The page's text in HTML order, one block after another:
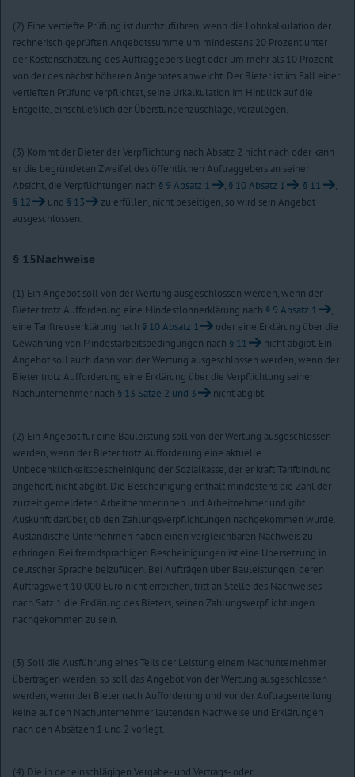
(2) Eine vertiefte Prüfung ist durchzuführen, wenn die Lohnkalkulation der
rechnerisch geprüften Angebotssumme um mindestens 20 Prozent unter
der Kostenschätzung des Auftraggebers liegt oder um mehr als 10 Prozent
von der des nächst höheren Angebotes abweicht. Der Bieter ist im Fall einer
vertieften Prüfung verpflichtet, seine Urkalkulation im Hinblick auf die
Entgelte, einschließlich der Überstundenzuschläge, vorzulegen.
(3) Kommt der Bieter der Verpflichtung nach Absatz 2 nicht nach oder kann
er die begründeten Zweifel des öffentlichen Auftraggebers an seiner
Absicht, die Verpflichtungen nach § 9 Absatz 1 , § 10 Absatz 1 , § 11
,
§ 12
und § 13
zu erfüllen, nicht beseitigen, so wird sein Angebot
ausgeschlossen.
§ 15Nachweise
(1) Ein Angebot soll von der Wertung ausgeschlossen werden, wenn der
Bieter trotz Aufforderung eine Mindestlohnerklärung nach § 9 Absatz 1
,
eine Tariftreueerklärung nach § 10 Absatz 1
oder eine Erklärung über die
Gewährung von Mindestarbeitsbedingungen nach § 11
nicht abgibt. Ein
Angebot soll auch dann von der Wertung ausgeschlossen werden, wenn der
Bieter trotz Aufforderung eine Erklärung über die Verpflichtung seiner
Nachunternehmer nach § 13 Sätze 2 und 3 nicht abgibt.
(2) Ein Angebot für eine Bauleistung soll von der Wertung ausgeschlossen
werden, wenn der Bieter trotz Aufforderung eine aktuelle
Unbedenklichkeitsbescheinigung der Sozialkasse, der er kraft Tarifbindung
angehört, nicht abgibt. Die Bescheinigung enthält mindestens die Zahl der
zurzeit gemeldeten Arbeitnehmerinnen und Arbeitnehmer und gibt
Auskunft darüber, ob den Zahlungsverpflichtungen nachgekommen wurde.
Ausländische Unternehmen haben einen vergleichbaren Nachweis zu
erbringen. Bei fremdsprachigen Bescheinigungen ist eine Übersetzung in
deutscher Sprache beizufügen. Bei Aufträgen über Bauleistungen, deren
Auftragswert 10 000 Euro nicht erreichen, tritt an Stelle des Nachweises
nach Satz 1 die Erklärung des Bieters, seinen Zahlungsverpflichtungen
nachgekommen zu sein.
(3) Soll die Ausführung eines Teils der Leistung einem Nachunternehmer
übertragen werden, so soll das Angebot von der Wertung ausgeschlossen
werden, wenn der Bieter nach Aufforderung und vor der Auftragserteilung
keine auf den Nachunternehmer lautenden Nachweise und Erklärungen
nach den Absätzen 1 und 2 vorlegt.
(4) Die in der einschlägigen Vergabe- und Vertrags- oder